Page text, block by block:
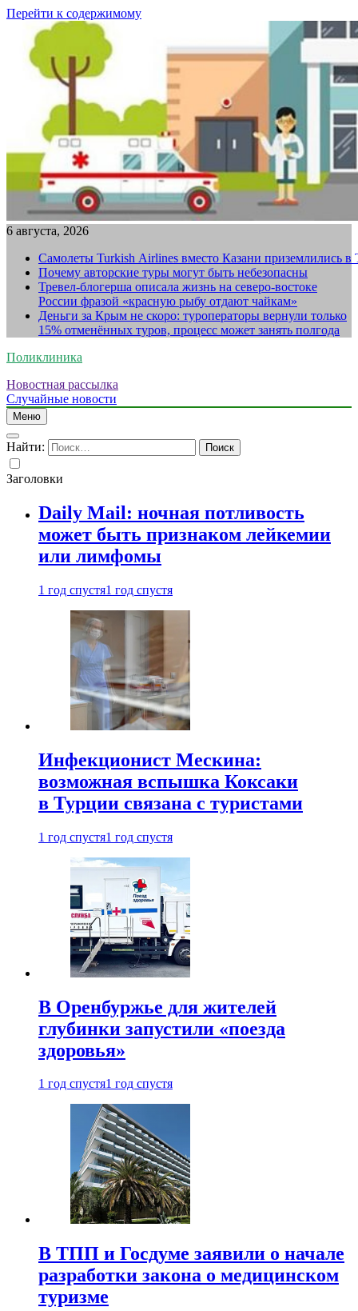
Перейти к содержимому
6 августа, 2026
Самолеты Turkish Airlines вместо Казани приземлились в
Почему авторские туры могут быть небезопасны
Тревел-блогерша описала жизнь на северо-востоке
России фразой «красную рыбу отдают чайкам»
Деньги за Крым не скоро: туроператоры вернули только
15% отменённых туров, процесс может занять полгода
Поликлиника
Новостная рассылка
Случайные новости
Меню
Найти:
Заголовки
Daily Mail: ночная потливость
может быть признаком лейкемии
или лимфомы
1 год спустя1 год спустя
Инфекционист Мескина:
возможная вспышка Коксаки
в Турции связана с туристами
1 год спустя1 год спустя
В Оренбуржье для жителей
глубинки запустили «поезда
здоровья»
1 год спустя1 год спустя
В ТПП и Госдуме заявили о начале
разработки закона о медицинском
туризме